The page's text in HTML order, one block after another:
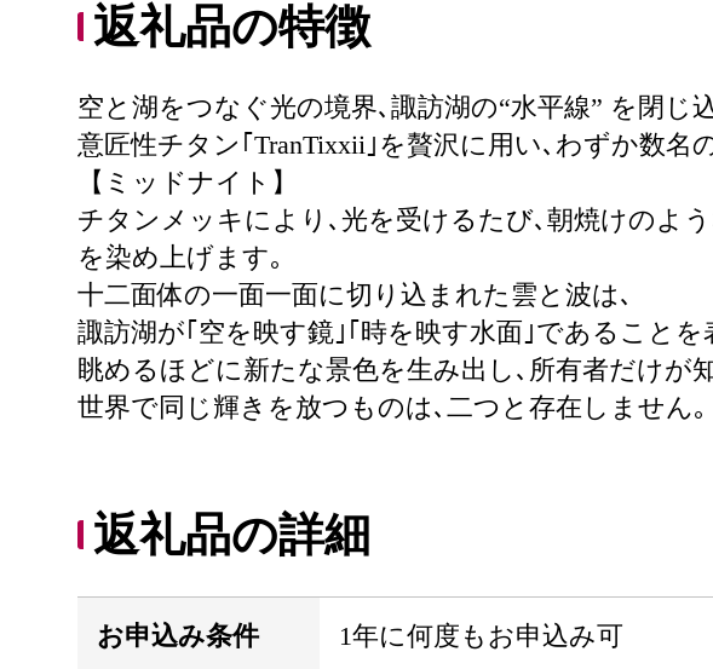
返礼品の特徴
空と湖をつなぐ光の境界､諏訪湖の“水平線” を閉じ
意匠性チタン｢TranTixxii｣を贅沢に用い､わずか数名
【ミッドナイト】
チタンメッキにより､光を受けるたび､朝焼けのよ
を染め上げます｡
十二面体の一面一面に切り込まれた雲と波は､
諏訪湖が｢空を映す鏡｣｢時を映す水面｣であることを
眺めるほどに新たな景色を生み出し､所有者だけが
世界で同じ輝きを放つものは､二つと存在しません｡
返礼品の詳細
お申込み条件 1年に何度もお申込み可